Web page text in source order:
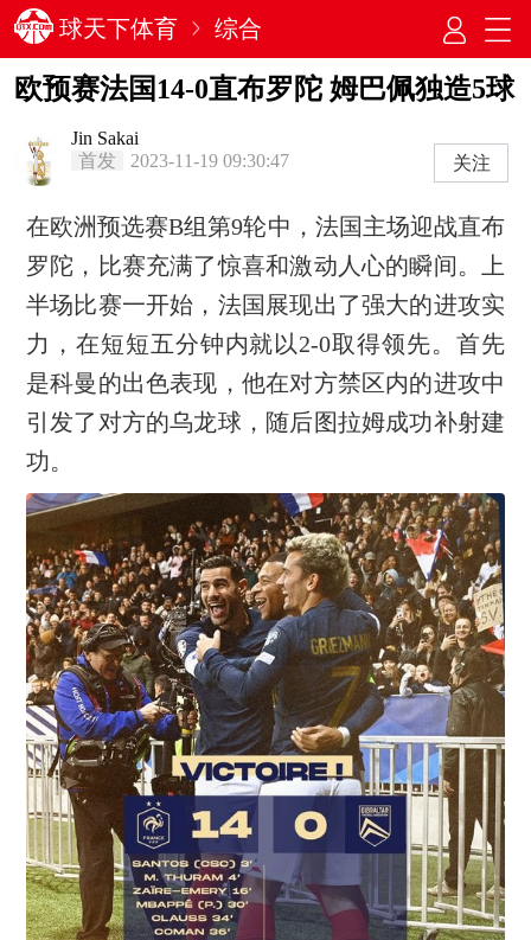
球天下体育 综合
欧预赛法国14-0直布罗陀 姆巴佩独造5球
Jin Sakai
首发
2023-11-19 09:30:47 关注
在欧洲预选赛B组第9轮中，法国主场迎战直布
罗陀，比赛充满了惊喜和激动人心的瞬间。上
半场比赛一开始，法国展现出了强大的进攻实
力，在短短五分钟内就以2-0取得领先。首先
是科曼的出色表现，他在对方禁区内的进攻中
引发了对方的乌龙球，随后图拉姆成功补射建
功。